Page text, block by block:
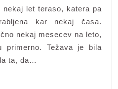
let teraso, katera pa
kar nekaj časa.
nekaj mesecev na leto,
Težava je bila
ta, da…